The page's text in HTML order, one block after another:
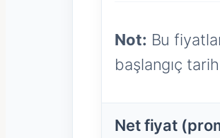
Not: Bu
başlangıç
Net fiyat